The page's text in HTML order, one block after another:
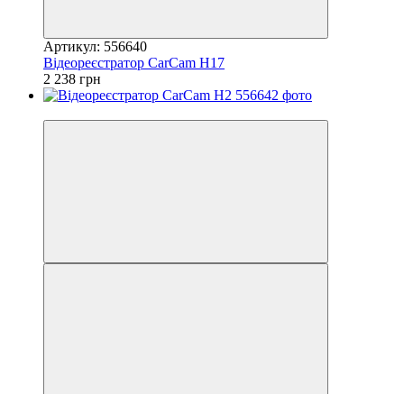
Артикул: 556640
Відеореєстратор CarCam H17
2 238 грн